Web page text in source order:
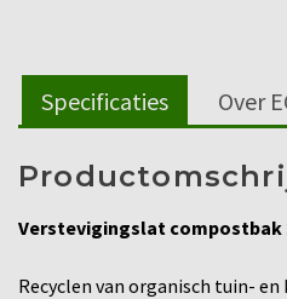
Specificaties Over
Verstevigingslat compostbak
Recyclen van organisch tuin-